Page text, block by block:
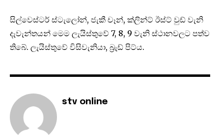
සිල්වෙස්ටර් ස්ටැලෝන්, ජැකී චෑන්, ක්ලින්ට් ඊස්ට් වුඩ් වැනි
දැවැන්තයන් මෙම ලැයිස්තුවේ 7, 8, 9 වැනි ස්ථානවලට පත්ව
තිබේ. ලැයිස්තුවේ විසිවැනියා, බ්‍රැඩ් පිට්ය.
stv online